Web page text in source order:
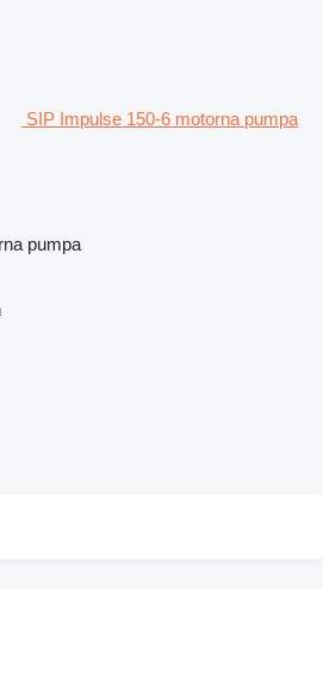
SIP Impulse 150-6 motorna pumpa
pumpa